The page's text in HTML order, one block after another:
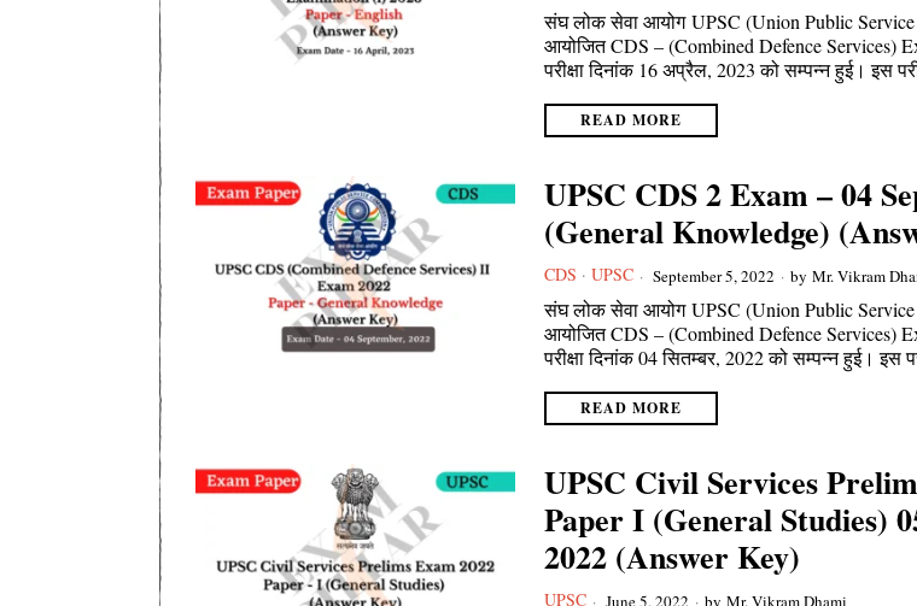
संघ लोक सेवा आयोग UPSC (Union Public Service
आयोजित CDS – (Combined Defence Services)
परीक्षा दिनांक 16 अप्रैल, 2023 को सम्पन्न हुई। इस
READ MORE
UPSC CDS 2 Exam – 04
(General Knowledge)
CDS · UPSC September 5, 2022 by Mr. Vikram
संघ लोक सेवा आयोग UPSC (Union Public Service
आयोजित CDS – (Combined Defence Services)
परीक्षा दिनांक 04 सितम्बर, 2022 को सम्पन्न हुई। इस
READ MORE
UPSC Civil Services
Paper I (General Studies)
2022 (Answer Key)
UPSC June 5, 2022 by Mr. Vikram Dhami